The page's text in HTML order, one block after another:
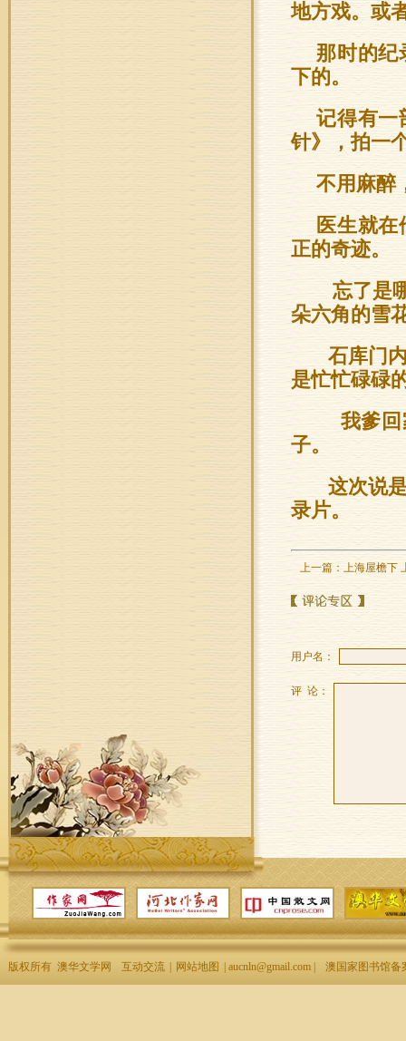
地方戏。或
那时的纪
下的。
记得有一
针》，拍一
不用麻醉
医生就
正的奇迹。
忘了是
朵六角的雪
石库门
是忙忙碌碌
我爹回
子。
这次说
录片。
上一篇： 上海屋檐下
用户名：
评 论：
版权所有 澳华文学网 互动交流 网站地图 | aucnln@gmail.com | 澳国家图书馆备